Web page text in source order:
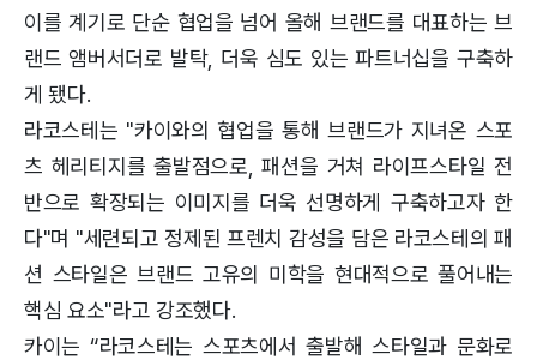
이를 계기로 단순 협업을 넘어 올해 브랜드를 대표하는 브
랜드 앰버서더로 발탁, 더욱 심도 있는 파트너십을 구축하
게 됐다.
라코스테는 "카이와의 협업을 통해 브랜드가 지녀온 스포
츠 헤리티지를 출발점으로, 패션을 거쳐 라이프스타일 전
반으로 확장되는 이미지를 더욱 선명하게 구축하고자 한
다"며 "세련되고 정제된 프렌치 감성을 담은 라코스테의 패
션 스타일은 브랜드 고유의 미학을 현대적으로 풀어내는
핵심 요소"라고 강조했다.
카이는 “라코스테는 스포츠에서 출발해 스타일과 문화로